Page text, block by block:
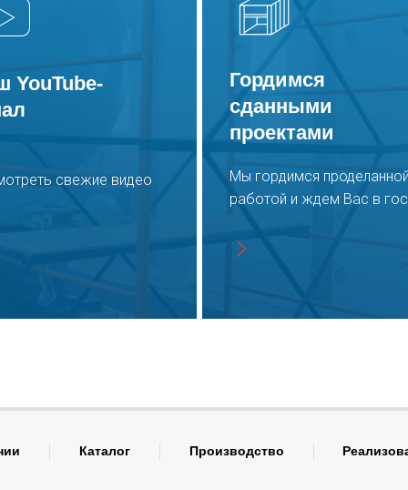
YouTube-
свежие видео
Гордимся
сданными
проектами
Мы гордимся
работой и ждем Вас в
Каталог Производство